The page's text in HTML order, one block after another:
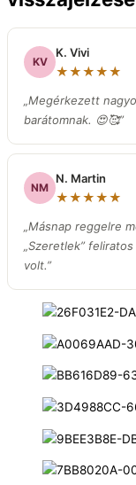
KV
K. Vivi
★★★★★
„Megérkezett
barátomnak. 😍🥰”
NM
N. Martin
★★★★★
„Másnap reggelre
„Szeretlek”
volt.”